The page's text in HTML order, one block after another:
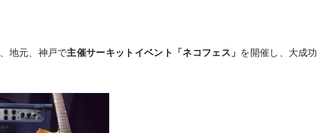
地元、神戸で主催サーキットイベント「ネコフェス」 を開催し、大成功